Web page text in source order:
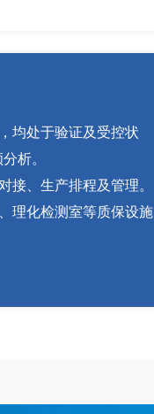
均处于验证及受控状
析。
接、生产排程及管理。
理化检测室等质保设施